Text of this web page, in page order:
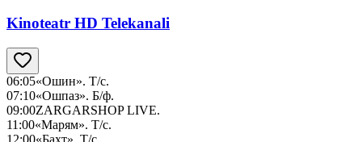
Kinoteatr HD Telekanali
06:05«Ошин». Т/с.
07:10«Ошпаз». Б/ф.
09:00ZARGARSHOP LIVE.
11:00«Марям». Т/с.